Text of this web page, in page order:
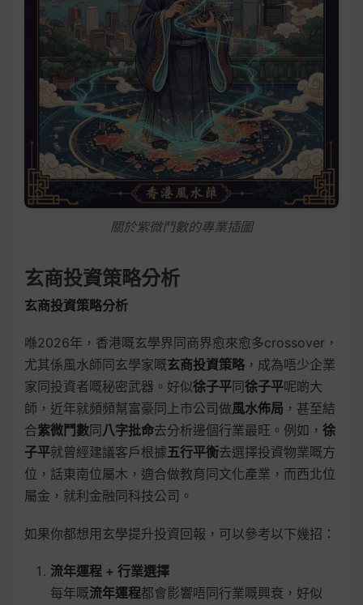
關於紫微鬥數的專業插圖
玄商投資策略分析
玄商投資策略分析
喺2026年，香港嘅玄學界同商界愈來愈多crossover，
尤其係風水師同玄學家嘅玄商投資策略 ，成為唔少企業
家同投資者嘅秘密武器。好似徐子平同徐子平呢啲大
師，近年就頻頻幫富豪同上市公司做風水佈局 ，甚至結
合紫微鬥數同八字批命去分析邊個行業最旺。例如， 徐
子平就曾經建議客戶根據五行平衡去選擇投資物業嘅方
位，話東南位屬木，適合做教育同文化產業，而西北位
屬金，就利金融同科技公司。
如果你都想用玄學提升投資回報，可以參考以下幾招：
流年運程 + 行業選擇
每年嘅流年運程都會影響唔同行業嘅興衰，好似